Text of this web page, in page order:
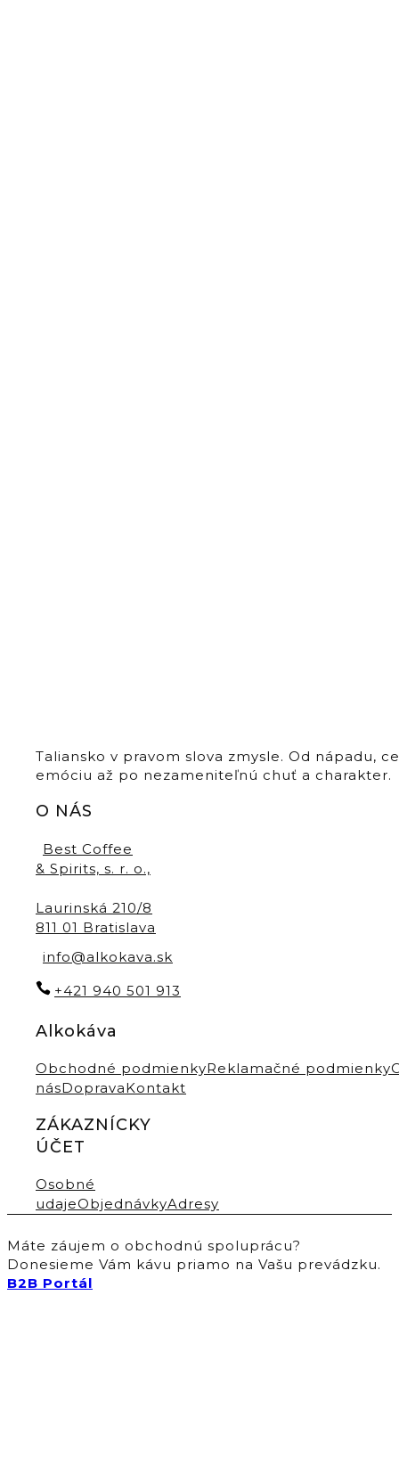
Taliansko v pravom slova zmysle. Od nápadu,
emóciu až po nezameniteľnú chuť a charakter.
O NÁS
Best Coffee
& Spirits, s. r. o.,
Laurinská 210/8
811 01 Bratislava
info@alkokava.sk
+421 940 501 913
Alkokáva
Obchodné podmienkyReklamačné podmienky
násDopravaKontakt
ZÁKAZNÍCKY
ÚČET
Osobné
udajeObjednávkyAdresy
Máte záujem o obchodnú spoluprácu?
Donesieme Vám kávu priamo na Vašu prevádzku.
B2B Portál